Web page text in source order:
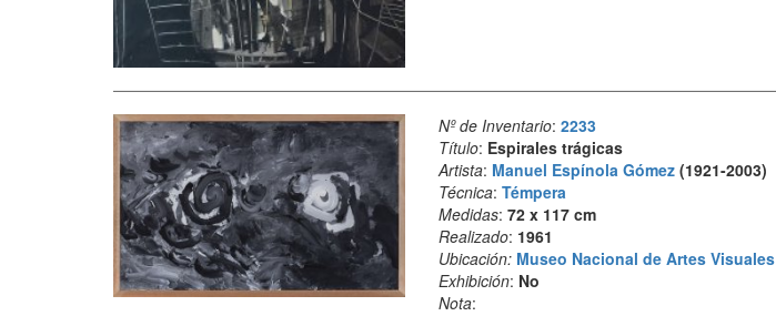
Nº de Inventario: 2233
Título: Espirales trágicas
Artista: Manuel Espínola Gómez(1921-2003)
Técnica: Témpera
Medidas: 72 x 117 cm
Realizado: 1961
Ubicación: Museo Nacional de Artes Visuales
Exhibición: No
Nota: